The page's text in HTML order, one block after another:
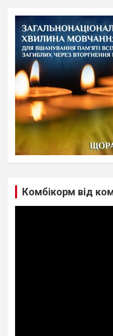
Комбікорм від